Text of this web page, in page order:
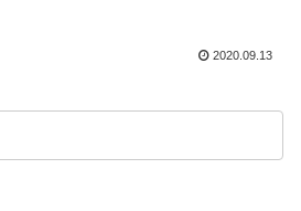
2020.09.13